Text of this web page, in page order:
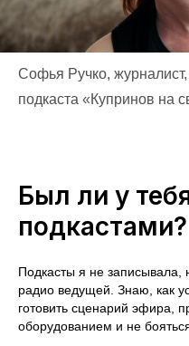
Софья Ручко,
подкаста «Купринов на
Был ли у
подкастами?
Подкасты я не записывала,
радио ведущей. Знаю, как
готовить сценарий эфира,
оборудованием и не